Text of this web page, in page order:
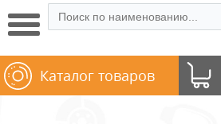
Каталог товаров